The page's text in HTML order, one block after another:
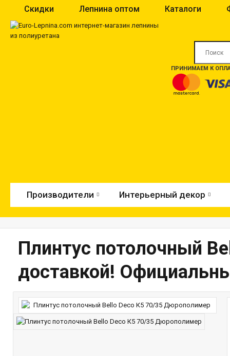
Скидки Лепнина оптом Каталоги
ПРИНИМАЕМ К
Производители Интерьерный декор
Плинтус потолочный
доставкой!